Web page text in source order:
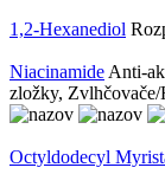
1,2-Hexanediol
Niacinamide Anti-
zložky,
Octyldodecyl